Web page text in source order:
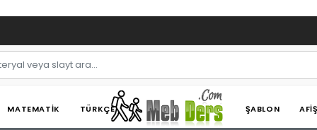
MATEMATIK TÜRKÇE ŞABLON